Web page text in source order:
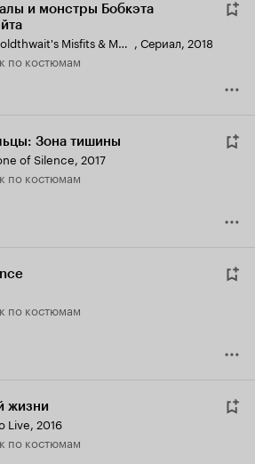
и монстры Бобкэта
Bobcat Goldthwait's Misfits & Monsters , Сериал, 2018
по костюмам
Зона тишины
of Silence, 2017
по костюмам
по костюмам
жизни
Live, 2016
по костюмам